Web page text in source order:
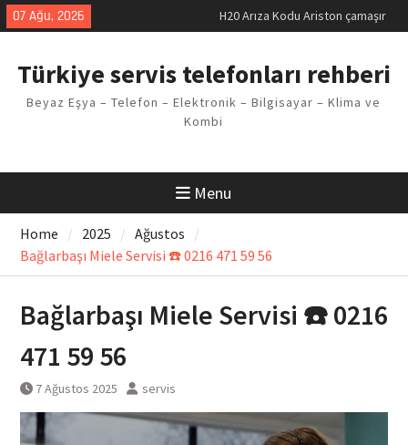
Skip
to
07 Ağu, 2026
LG kombi E2 Arızası Çözümü
Vaillant çamaşır makinesi E03
Arıza Kodu
Ferroli klima E3 Arızası Çözümü
Türkiye servis telefonları rehberi
Beyaz Eşya – Telefon – Elektronik – Bilgisayar – Klima ve
Kombi
Menu
Home 2025
Ağustos
Bağlarbaşı Miele Servisi ☎️ 0216 471 59 56
Bağlarbaşı Miele Servisi ☎️ 0216
471 59 56
7 Ağustos 2025 servis